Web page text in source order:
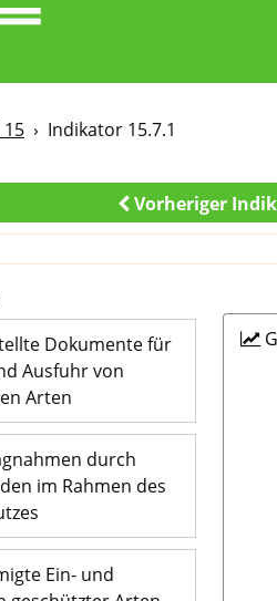
15 Indikator 15.7.1
Vorheriger
Dokumente für
Ausfuhr von
Arten
durch
im Rahmen des
Ein- und